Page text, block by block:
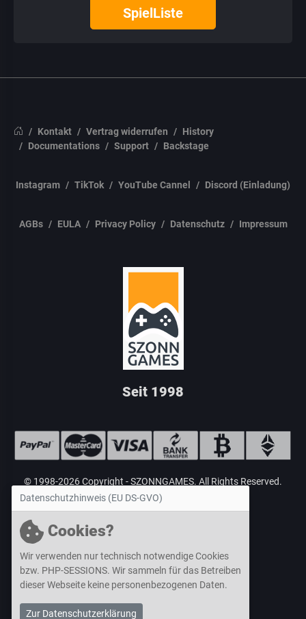
SpielListe
Kontakt Vertrag widerrufen
History
Documentations
Support Backstage
Instagram TikTok YouTube Cannel Discord (Einladung)
AGBs EULA Privacy Policy Datenschutz Impressum
Seit 1998
© 1998-2026 Copyright -SZONNGAMES. All Rights Reserved.
Datenschutzhinweis (EU DS-GVO)
Cookies?
Wir verwenden nur technisch notwendige Cookies
bzw. PHP-SESSIONS. Wir sammeln für das Betreiben
dieser Webseite keine personenbezogenen Daten.
Zur Datenschutzerklärung